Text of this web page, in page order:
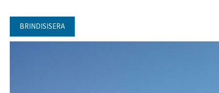
BRINDISISERA